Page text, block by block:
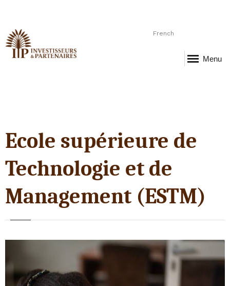
French
Menu
Ecole supérieure de
Technologie et de
Management (ESTM)